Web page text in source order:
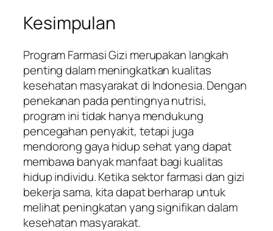
Kesimpulan
Program Farmasi Gizi merupakan langkah
penting dalam meningkatkan kualitas
kesehatan masyarakat di Indonesia. Dengan
penekanan pada pentingnya nutrisi,
program ini tidak hanya mendukung
pencegahan penyakit, tetapi juga
mendorong gaya hidup sehat yang dapat
membawa banyak manfaat bagi kualitas
hidup individu. Ketika sektor farmasi dan gizi
bekerja sama, kita dapat berharap untuk
melihat peningkatan yang signifikan dalam
kesehatan masyarakat.